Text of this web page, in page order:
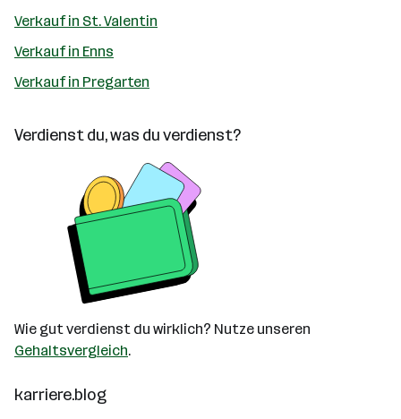
Verkauf in St. Valentin
Verkauf in Enns
Verkauf in Pregarten
Verdienst du, was du verdienst?
Wie gut verdienst du wirklich? Nutze unseren
Gehaltsvergleich.
karriere.blog